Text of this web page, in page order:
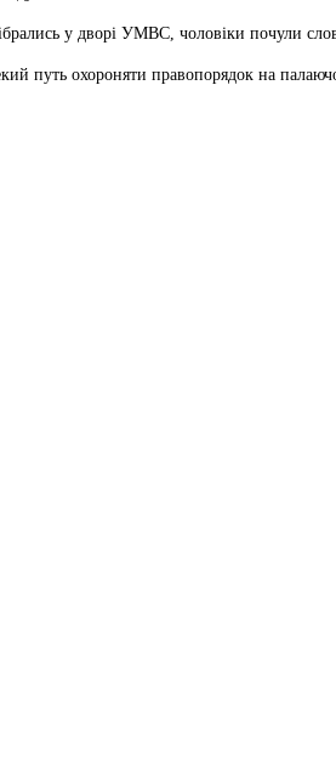
у дворі УМВС, чоловіки почули
путь охороняти правопорядок на